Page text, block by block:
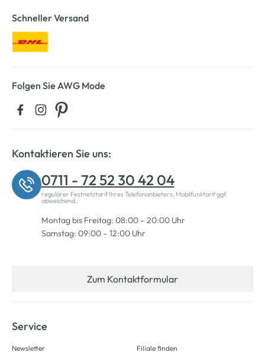
Schneller Versand
Folgen Sie AWG Mode
Kontaktieren Sie uns:
0711 - 72 52 30 42 04
regulärer Festnetztarif Ihres Telefonanbieters, Mobilfunktarif ggf.
abweichend.
Montag bis Freitag: 08:00 – 20:00 Uhr
Samstag: 09:00 – 12:00 Uhr
Zum Kontaktformular
Service
Newsletter Filiale finden